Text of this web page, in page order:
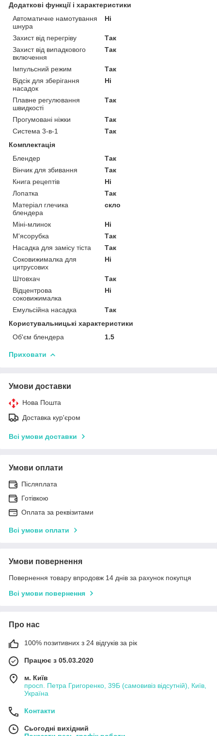
Додаткові функції і характеристики
Автоматичне намотування
шнура
Ні
Захист від перегріву
Так
Захист від випадкового
включення
Так
Імпульсний режим
Так
Відсік для зберігання
насадок
Ні
Плавне регулювання
швидкості
Так
Прогумовані ніжки
Так
Система 3-в-1
Так
Комплектація
Блендер
Так
Вінчик для збивання
Так
Книга рецептів
Ні
Лопатка
Так
Матеріал глечика
блендера
скло
Міні-млинок
Ні
М'ясорубка
Так
Насадка для замісу тіста
Так
Соковижималка для
цитрусових
Ні
Штовхач
Так
Відцентрова
соковижималка
Ні
Емульсійна насадка
Так
Користувальницькі характеристики
Об'єм блендера
1.5
Приховати
Умови доставки
Нова Пошта
Доставка кур'єром
Всі умови доставки
Умови оплати
Післяплата
Готівкою
Оплата за реквізитами
Всі умови оплати
Умови повернення
Повернення товару впродовж 14 днів за рахунок покупця
Всі умови повернення
Про нас
100% позитивних з 24 відгуків за рік
Працює з 05.03.2020
м. Київ
просп. Петра Григоренко, 39Б (самовивіз відсутній), Київ,
Україна
Контакти
Сьогодні вихідний